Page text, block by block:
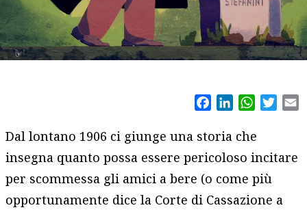
FacebookLinkedIn
Dal lontano 1906 ci giunge una storia che
insegna quanto possa essere pericoloso incitare
per scommessa gli amici a bere (o come più
opportunamente dice la Corte di Cassazione a